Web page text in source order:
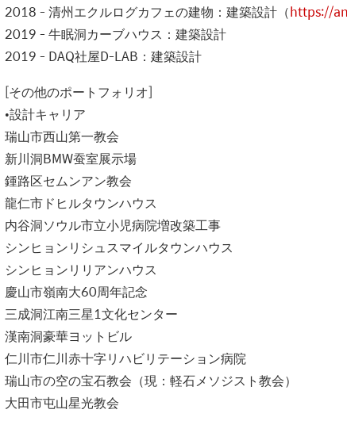
2018 - 清州エクルログカフェの建物：建築設計（https://
2019 - 牛眠洞カーブハウス：建築設計
2019 - DAQ社屋D-LAB：建築設計
[その他のポートフォリオ]
•設計キャリア
瑞山市西山第一教会
新川洞BMW蚕室展示場
鍾路区セムンアン教会
龍仁市ドヒルタウンハウス
内谷洞ソウル市立小児病院増改築工事
シンヒョンリシュスマイルタウンハウス
シンヒョンリリアンハウス
慶山市嶺南大60周年記念
三成洞江南三星1文化センター
漢南洞豪華ヨットビル
仁川市仁川赤十字リハビリテーション病院
瑞山市の空の宝石教会（現：軽石メソジスト教会）
大田市屯山星光教会